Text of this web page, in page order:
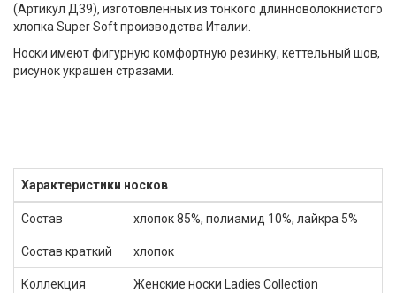
(Артикул Д39), изготовленных из тонкого длинноволокнистого
хлопка Super Soft производства Италии.
Носки имеют фигурную комфортную резинку, кеттельный шов,
рисунок украшен стразами.
Характеристики носков
Состав хлопок 85%, полиамид 10%, лайкра 5%
Состав краткий хлопок
Коллекция Женские носки Ladies Collection